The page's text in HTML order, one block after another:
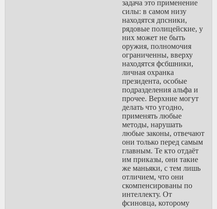
государством, оно даёт ей
преимущество в правах,
социальные блага,
пенсию, а в старости
можно
отобрать все назад через
"мошенников" у одинокой
старухи, как сейчас это
происходит. Баба, работая
на систему меняет личное
счастье на сиюминутную
выгоду, теряя
возможность завести
большую семью обеспечив
себе заботу и счастливаю
старость, она остаётся ни с
чем. Но разгадать эту
схему они не в состоянии,
будучи брошенной и уже
не молодой,
они могут лишь злиться на
реальность с которой
столкнулись, на алкашей,
жена такого ветерана,
выходя
на одиночный пикет,
видно что с ней делает
омон. Они сразу же
теряют свой статус как
только идут в
конфронтацию с
властью. На верху
дураков нет, там как раз
матриархат не работает,
хотя даже их задело,
достаточно почитать
о влиянии жён на
генсеков.
Из самцов стараются
растить максимально
инфантильное, слабое,
неконкурентное
существо, которое
должно попадать под
локальный контроль
задача это применение
силы: в самом низу
находятся дпсники,
рядовые полицейские, у
них может не быть
оружия, полномочия
ограниченны, вверху
находятся фсбшники,
личная охранка
президента, особые
подразделения альфа и
прочее. Верхние могут
делать что угодно,
применять любые
методы, нарушать
любые законы, отвечают
они только перед самым
главным. Те кто отдаёт
им приказы, они такие
же маньяки, с тем лишь
отличием, что они
скомпенсированы по
интеллекту. От
фсиновца, которому